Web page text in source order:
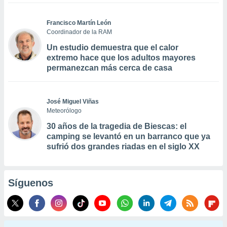
Francisco Martín León
Coordinador de la RAM
Un estudio demuestra que el calor
extremo hace que los adultos mayores
permanezcan más cerca de casa
José Miguel Viñas
Meteorólogo
30 años de la tragedia de Biescas: el
camping se levantó en un barranco que ya
sufrió dos grandes riadas en el siglo XX
Síguenos